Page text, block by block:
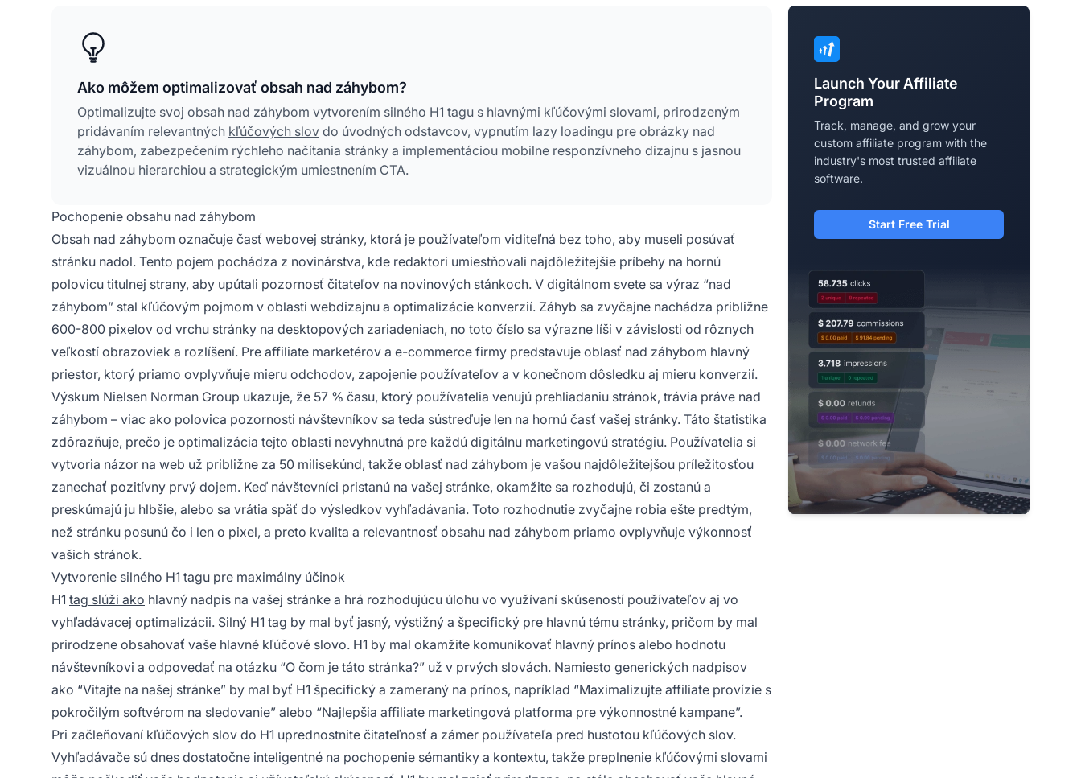
Ako môžem optimalizovať obsah nad záhybom?
Optimalizujte svoj obsah nad záhybom vytvorením silného H1 tagu s hlavnými kľúčovými slovami, prirodzeným
pridávaním relevantných kľúčových slov do úvodných odstavcov, vypnutím lazy loadingu pre obrázky nad
záhybom, zabezpečením rýchleho načítania stránky a implementáciou mobilne responzívneho dizajnu s jasnou
vizuálnou hierarchiou a strategickým umiestnením CTA.
Pochopenie obsahu nad záhybom
Obsah nad záhybom označuje časť webovej stránky, ktorá je používateľom viditeľná bez toho, aby museli posúvať
stránku nadol. Tento pojem pochádza z novinárstva, kde redaktori umiestňovali najdôležitejšie príbehy na hornú
polovicu titulnej strany, aby upútali pozornosť čitateľov na novinových stánkoch. V digitálnom svete sa výraz “nad
záhybom” stal kľúčovým pojmom v oblasti webdizajnu a optimalizácie konverzií. Záhyb sa zvyčajne nachádza približne
600-800 pixelov od vrchu stránky na desktopových zariadeniach, no toto číslo sa výrazne líši v závislosti od rôznych
veľkostí obrazoviek a rozlíšení. Pre affiliate marketérov a e-commerce firmy predstavuje oblasť nad záhybom hlavný
priestor, ktorý priamo ovplyvňuje mieru odchodov, zapojenie používateľov a v konečnom dôsledku aj mieru konverzií.
Výskum Nielsen Norman Group ukazuje, že 57 % času, ktorý používatelia venujú prehliadaniu stránok, trávia práve nad
záhybom – viac ako polovica pozornosti návštevníkov sa teda sústreďuje len na hornú časť vašej stránky. Táto štatistika
zdôrazňuje, prečo je optimalizácia tejto oblasti nevyhnutná pre každú digitálnu marketingovú stratégiu. Používatelia si
vytvoria názor na web už približne za 50 milisekúnd, takže oblasť nad záhybom je vašou najdôležitejšou príležitosťou
zanechať pozitívny prvý dojem. Keď návštevníci pristanú na vašej stránke, okamžite sa rozhodujú, či zostanú a
preskúmajú ju hlbšie, alebo sa vrátia späť do výsledkov vyhľadávania. Toto rozhodnutie zvyčajne robia ešte predtým,
než stránku posunú čo i len o pixel, a preto kvalita a relevantnosť obsahu nad záhybom priamo ovplyvňuje výkonnosť
vašich stránok.
Vytvorenie silného H1 tagu pre maximálny účinok
H1 tag slúži ako hlavný nadpis na vašej stránke a hrá rozhodujúcu úlohu vo využívaní skúseností používateľov aj vo
vyhľadávacej optimalizácii. Silný H1 tag by mal byť jasný, výstižný a špecifický pre hlavnú tému stránky, pričom by mal
prirodzene obsahovať vaše hlavné kľúčové slovo. H1 by mal okamžite komunikovať hlavný prínos alebo hodnotu
návštevníkovi a odpovedať na otázku “O čom je táto stránka?” už v prvých slovách. Namiesto generických nadpisov
ako “Vitajte na našej stránke” by mal byť H1 špecifický a zameraný na prínos, napríklad “Maximalizujte affiliate provízie s
pokročilým softvérom na sledovanie” alebo “Najlepšia affiliate marketingová platforma pre výkonnostné kampane”.
Pri začleňovaní kľúčových slov do H1 uprednostnite čitateľnosť a zámer používateľa pred hustotou kľúčových slov.
Vyhľadávače sú dnes dostatočne inteligentné na pochopenie sémantiky a kontextu, takže preplnenie kľúčovými slovami
Launch Your Affiliate
Program
Track, manage, and grow your
custom affiliate program with the
industry's most trusted affiliate
software.
Start Free Trial